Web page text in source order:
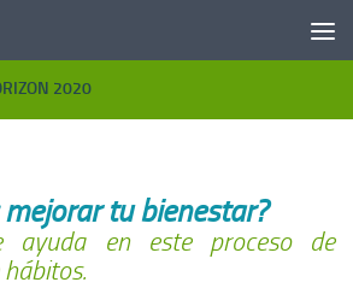
2020
mejorar tu bienestar?
ayuda en este proceso de